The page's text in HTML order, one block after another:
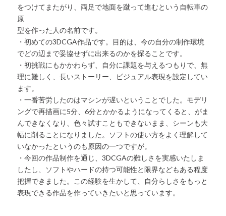
をつけてまたがり、両足で地面を蹴って進むという自転車の
原
型を作った人の名前です。
・初めての3DCGA作品です。目的は、今の自分の制作環境
でどの辺まで妥協せずに出来るのかを探ることです。
・初挑戦にもかかわらず、自分に課題を与えるつもりで、無
理に難しく、長いストーリー、ビジュアル表現を設定してい
ます。
・一番苦労したのはマシンが遅いということでした。モデリ
ングで再描画に5分、6分とかかるようになってくると、がま
んできなくなり、色々試すこともできないまま、シーンも大
幅に削ることになりました。ソフトの使い方をよく理解して
いなかったというのも原因の一つですが。
・今回の作品制作を通じ、3DCGAの難しさを実感いたしま
したし、ソフトやハードの持つ可能性と限界などもある程度
把握できました。この経験を生かして、自分らしさをもっと
表現できる作品を作っていきたいと思っています。